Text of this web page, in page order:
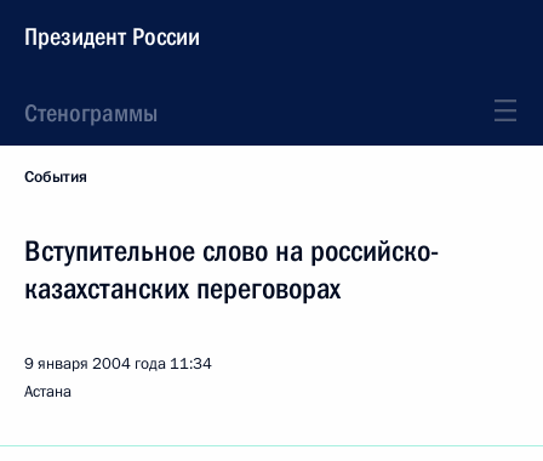
Президент России
Стенограммы
События
Вступительное слово на российско-
казахстанских переговорах
9 января 2004 года 11:34
Астана